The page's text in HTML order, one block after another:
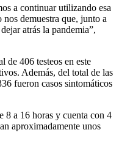
a continuar utilizando esa
demuestra que, junto a
atrás la pandemia”,
de 406 testeos en este
Además, del total de las
fueron casos sintomáticos
8 a 16 horas y cuenta con 4
aproximadamente unos